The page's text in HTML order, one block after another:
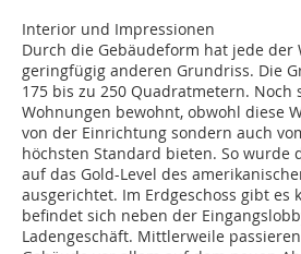
Interior und Impressionen
Durch die Gebäudeform hat jede der
geringfügig anderen Grundriss. Die
175 bis zu 250 Quadratmetern. Noch
Wohnungen bewohnt, obwohl diese
von der Einrichtung sondern auch
höchsten Standard bieten. So wurde
auf das Gold-Level des
ausgerichtet. Im Erdgeschoss gibt es
befindet sich neben der
Ladengeschäft. Mittlerweile